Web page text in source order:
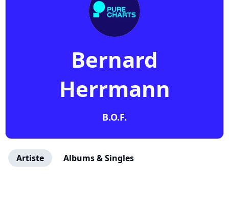
Bernard
Herrmann
B.O.F.
Artiste Albums & Singles